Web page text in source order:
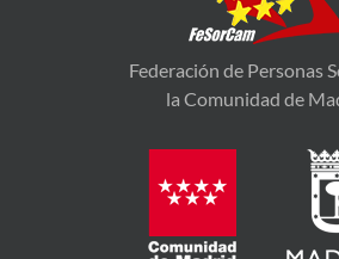
Federación de Personas
la Comunidad de